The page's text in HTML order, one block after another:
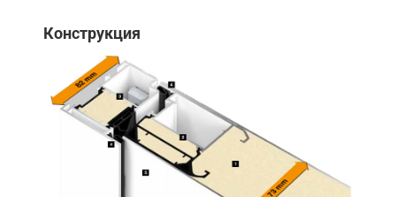
Конструкция